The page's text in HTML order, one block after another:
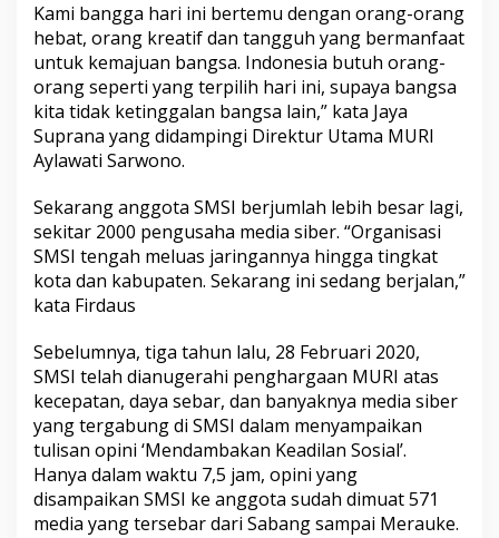
Kami bangga hari ini bertemu dengan orang-orang
hebat, orang kreatif dan tangguh yang bermanfaat
untuk kemajuan bangsa. Indonesia butuh orang-
orang seperti yang terpilih hari ini, supaya bangsa
kita tidak ketinggalan bangsa lain,” kata Jaya
Suprana yang didampingi Direktur Utama MURI
Aylawati Sarwono.
Sekarang anggota SMSI berjumlah lebih besar lagi,
sekitar 2000 pengusaha media siber. “Organisasi
SMSI tengah meluas jaringannya hingga tingkat
kota dan kabupaten. Sekarang ini sedang berjalan,”
kata Firdaus
Sebelumnya, tiga tahun lalu, 28 Februari 2020,
SMSI telah dianugerahi penghargaan MURI atas
kecepatan, daya sebar, dan banyaknya media siber
yang tergabung di SMSI dalam menyampaikan
tulisan opini ‘Mendambakan Keadilan Sosial’.
Hanya dalam waktu 7,5 jam, opini yang
disampaikan SMSI ke anggota sudah dimuat 571
media yang tersebar dari Sabang sampai Merauke.